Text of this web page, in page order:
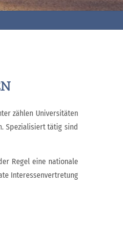
zählen Universitäten
Spezialisiert tätig sind
Regel eine nationale
Interessenvertretung